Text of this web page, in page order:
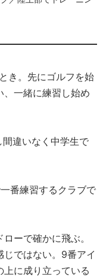
き。先にゴルフを始
一緒に練習し始め
違いなく中学生で
番練習するクラブで
ーで確かに飛ぶ。
ではない。9番アイ
に成り立っている